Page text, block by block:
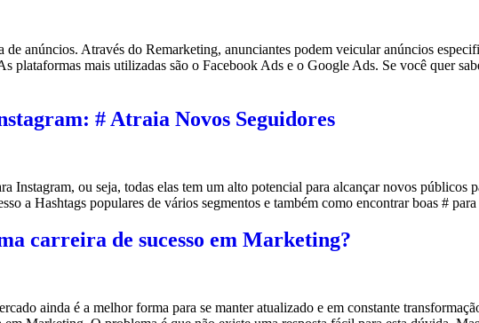
anúncios. Através do Remarketing, anunciantes podem veicular anúncios
plataformas mais utilizadas são o Facebook Ads e o Google Ads. Se você quer
# Atraia Novos Seguidores
Instagram, ou seja, todas elas tem um alto potencial para alcançar novos públicos
a Hashtags populares de vários segmentos e também como encontrar boas #
carreira de sucesso em Marketing?
ainda é a melhor forma para se manter atualizado e em constante